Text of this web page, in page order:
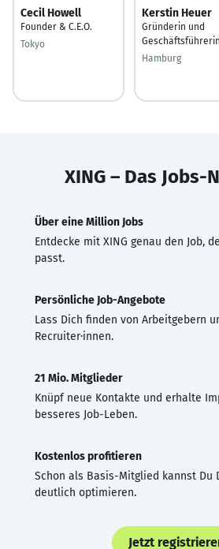
Cecil Howell
Founder & C.E.O.
Tokyo
Kerstin Heuer
Gründerin und
Geschäftsführerin
Hamburg
XING – Das Jobs-
Über eine Million Jobs
Entdecke mit XING genau den Job,
passt.
Persönliche Job-Angebote
Lass Dich finden von Arbeitgebern
Recruiter·innen.
21 Mio. Mitglieder
Knüpf neue Kontakte und erhalte
besseres Job-Leben.
Kostenlos profitieren
Schon als Basis-Mitglied kannst Du
deutlich optimieren.
Jetzt